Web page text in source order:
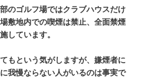
のゴルフ場ではクラブハウスだけ
敷地内での喫煙は禁止、全面禁煙
しています。
もという気がしますが、嫌煙者に
我慢ならない人がいるのは事実で